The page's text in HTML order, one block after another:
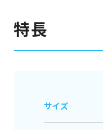
特長
サイズ